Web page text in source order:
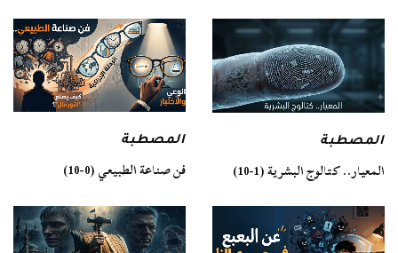
المصطبة
المعيار.. كتالوج البشرية (1-10)
المصطبة
فن صناعة الطبيعي (0-10)